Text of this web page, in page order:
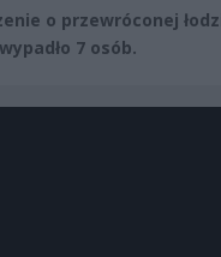
o przewróconej
7 osób.